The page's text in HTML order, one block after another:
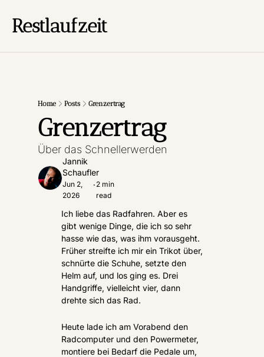
Restlaufzeit
Home Posts Grenzertrag
Grenzertrag
Über das Schnellerwerden
Jannik
Schaufler
Jun 2,
2026
• 2 min
read
Ich liebe das Radfahren. Aber es
gibt wenige Dinge, die ich so sehr
hasse wie das, was ihm vorausgeht.
Früher streifte ich mir ein Trikot über,
schnürte die Schuhe, setzte den
Helm auf, und los ging es. Drei
Handgriffe, vielleicht vier, dann
drehte sich das Rad.
Heute lade ich am Vorabend den
Radcomputer und den Powermeter,
montiere bei Bedarf die Pedale um,